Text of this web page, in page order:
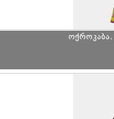
ოქროკაბა.